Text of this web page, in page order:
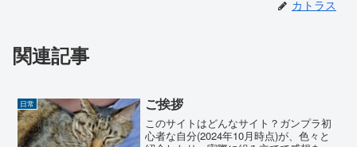
カトラス
関連記事
日常 ご挨拶
このサイトはどんなサイト？ガンプラ初
心者な自分(2024年10月時点)が、色々と